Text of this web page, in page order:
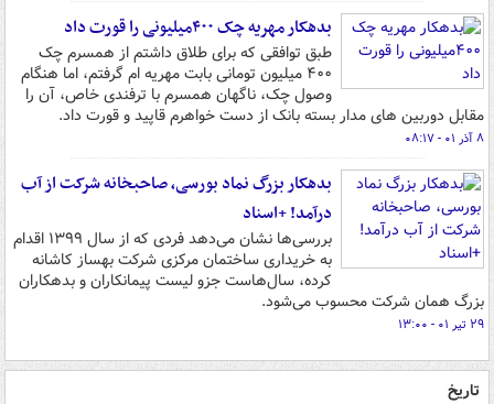
بدهکار مهریه چک ۴۰۰میلیونی را قورت داد
طبق توافقی که برای طلاق داشتم از همسرم چک
۴۰۰ میلیون تومانی بابت مهریه ام گرفتم، اما هنگام
وصول چک، ناگهان همسرم با ترفندی خاص، آن را
مقابل دوربین های مدار بسته بانک از دست خواهرم قاپید و قورت داد.
۸ آذر ۰۱ - ۰۸:۱۷
بدهکار بزرگ نماد بورسی، صاحبخانه شرکت از آب
درآمد! +اسناد
بررسی‌ها نشان می‌دهد فردی که از سال ۱۳۹۹ اقدام
به خریداری ساختمان مرکزی شرکت بهساز کاشانه
کرده، سال‌هاست جزو لیست پیمانکاران و بدهکاران
بزرگ همان شرکت محسوب می‌شود.
۲۹ تیر ۰۱ - ۱۳:۰۰
تاریخ